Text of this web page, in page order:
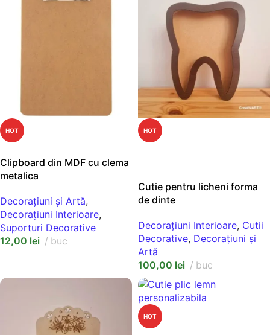
HOT
Clipboard din MDF cu clema
metalica
Decorațiuni și Artă,
Decorațiuni Interioare,
Suporturi Decorative
12,00 lei buc
HOT
Cutie pentru licheni forma
de dinte
Decorațiuni Interioare, Cutii
Decorative, Decorațiuni și
Artă
100,00 lei buc
HOT